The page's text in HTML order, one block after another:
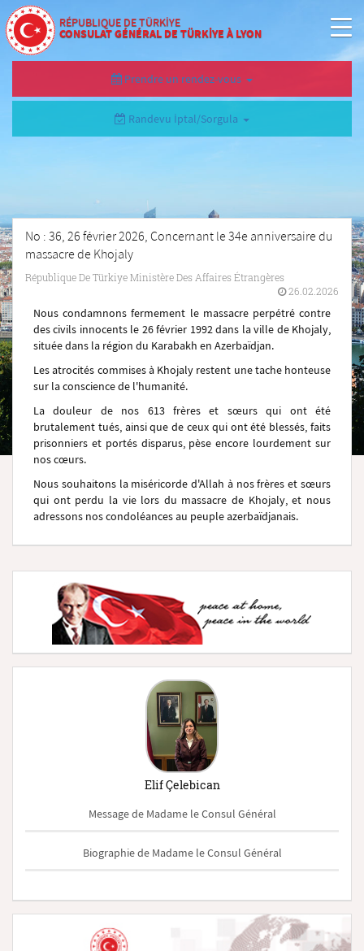
RÉPUBLIQUE DE TÜRKİYE
CONSULAT GÉNÉRAL DE TÜRKİYE À LYON
Prendre un rendez-vous
Randevu İptal/Sorgula
No : 36, 26 février 2026, Concernant le 34e anniversaire du
massacre de Khojaly
République De Türkiye Ministère Des Affaires Étrangères
26.02.2026
Nous condamnons fermement le massacre perpétré contre
des civils innocents le 26 février 1992 dans la ville de Khojaly,
située dans la région du Karabakh en Azerbaïdjan.
Les atrocités commises à Khojaly restent une tache honteuse
sur la conscience de l'humanité.
La douleur de nos 613 frères et sœurs qui ont été
brutalement tués, ainsi que de ceux qui ont été blessés, faits
prisonniers et portés disparus, pèse encore lourdement sur
nos cœurs.
Nous souhaitons la miséricorde d'Allah à nos frères et sœurs
qui ont perdu la vie lors du massacre de Khojaly, et nous
adressons nos condoléances au peuple azerbaïdjanais.
Elif Çelebican
Message de Madame le Consul Général
Biographie de Madame le Consul Général